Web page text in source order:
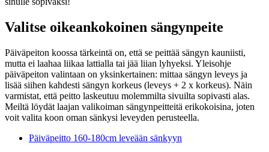
Valitse oikeankokoinen sängynpeite
Päiväpeiton koossa tärkeintä on, että se peittää sängyn kauniisti,
mutta ei laahaa liikaa lattialla tai jää liian lyhyeksi. Yleisohje
päiväpeiton valintaan on yksinkertainen: mittaa sängyn leveys ja
lisää siihen kahdesti sängyn korkeus (leveys + 2 x korkeus). Näin
varmistat, että peitto laskeutuu molemmilta sivuilta sopivasti alas.
Meiltä löydät laajan valikoiman sängynpeitteitä erikokoisina, joten
voit valita koon oman sänkysi leveyden perusteella.
Päiväpeitto 160-180cm leveään sänkyyn